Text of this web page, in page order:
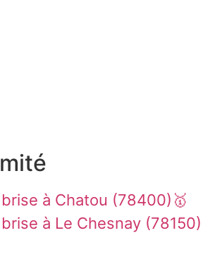
à Chatou (78400)🥇
à Le Chesnay (78150)